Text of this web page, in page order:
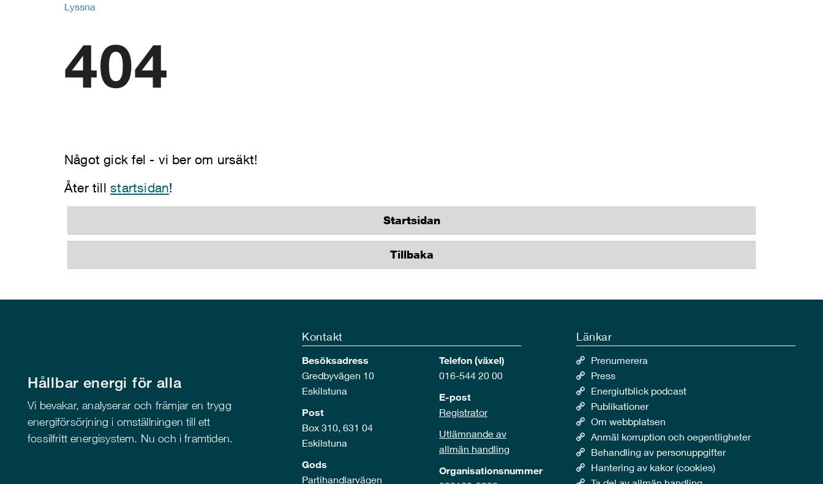
Lyssna
404
Något gick fel - vi ber om ursäkt!
Åter tillstartsidan!
Startsidan
Tillbaka
Hållbar energi för alla
Vi bevakar, analyserar och främjar en trygg
energiförsörjning i omställningen till ett
fossilfritt energisystem. Nu och i framtiden.
Kontakt
Besöksadress
Gredbyvägen 10
Eskilstuna
Post
Box 310, 631 04
Eskilstuna
Gods
Partihandlarvägen
Telefon (växel)
016-544 20 00
E-post
Registrator
Utlämnande av
allmän handling
Organisationsnummer
Länkar
Prenumerera
Press
Energiutblick podcast
Publikationer
Om webbplatsen
Anmäl korruption och oegentligheter
Behandling av personuppgifter
Hantering av kakor (cookies)